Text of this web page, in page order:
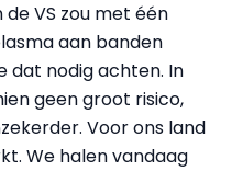
VS zou met één
aan banden
dat nodig achten. In
geen groot risico,
Voor ons land
We halen vandaag